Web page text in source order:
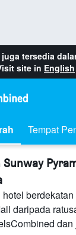
juga tersedia
site in English
Tempat
daripada
dan